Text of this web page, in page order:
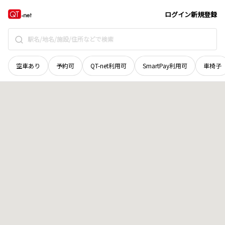
ログイン新規登録
空車あり 予約可 QT-net利用可 SmartPay利用可 車椅子
北海道